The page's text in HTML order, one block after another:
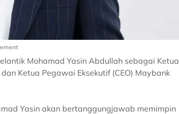
Mohamad Yasin Abdullah sebagai Ketua
Ketua Pegawai Eksekutif (CEO) Maybank
Yasin akan bertanggungjawab memimpin